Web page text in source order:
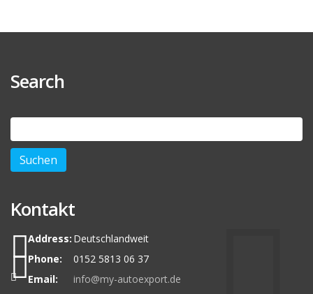
Search
Suchen
nach:
Kontakt
Address: Deutschlandweit
Phone:
0152 5813 06 37
Email:
info@my-autoexport.de